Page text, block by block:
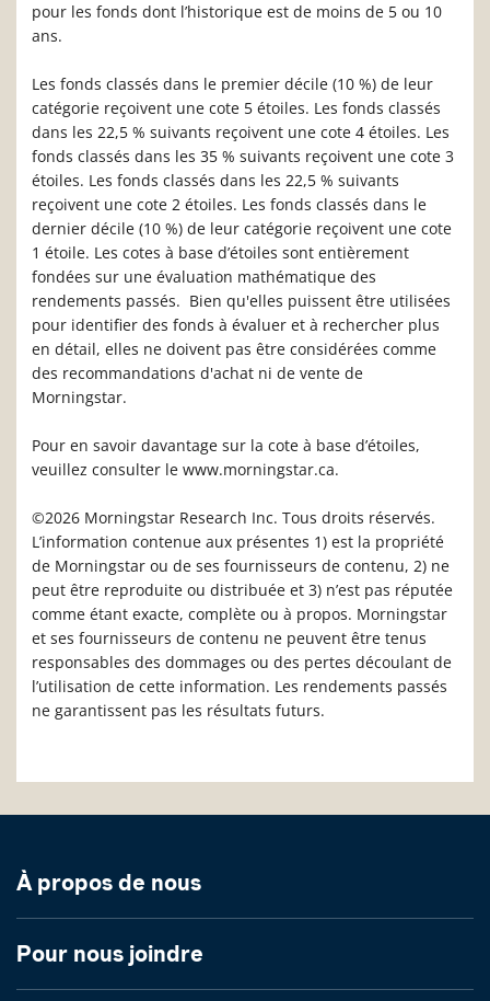
pour les fonds dont l’historique est de moins de 5 ou 10
ans.
Les fonds classés dans le premier décile (10 %) de leur
catégorie reçoivent une cote 5 étoiles. Les fonds classés
dans les 22,5 % suivants reçoivent une cote 4 étoiles. Les
fonds classés dans les 35 % suivants reçoivent une cote 3
étoiles. Les fonds classés dans les 22,5 % suivants
reçoivent une cote 2 étoiles. Les fonds classés dans le
dernier décile (10 %) de leur catégorie reçoivent une cote
1 étoile. Les cotes à base d’étoiles sont entièrement
fondées sur une évaluation mathématique des
rendements passés. Bien qu'elles puissent être utilisées
pour identifier des fonds à évaluer et à rechercher plus
en détail, elles ne doivent pas être considérées comme
des recommandations d'achat ni de vente de
Morningstar.
Pour en savoir davantage sur la cote à base d’étoiles,
veuillez consulter le www.morningstar.ca.
©2026 Morningstar Research Inc. Tous droits réservés.
L’information contenue aux présentes 1) est la propriété
de Morningstar ou de ses fournisseurs de contenu, 2) ne
peut être reproduite ou distribuée et 3) n’est pas réputée
comme étant exacte, complète ou à propos. Morningstar
et ses fournisseurs de contenu ne peuvent être tenus
responsables des dommages ou des pertes découlant de
l’utilisation de cette information. Les rendements passés
ne garantissent pas les résultats futurs.
À propos de nous
Pour nous joindre